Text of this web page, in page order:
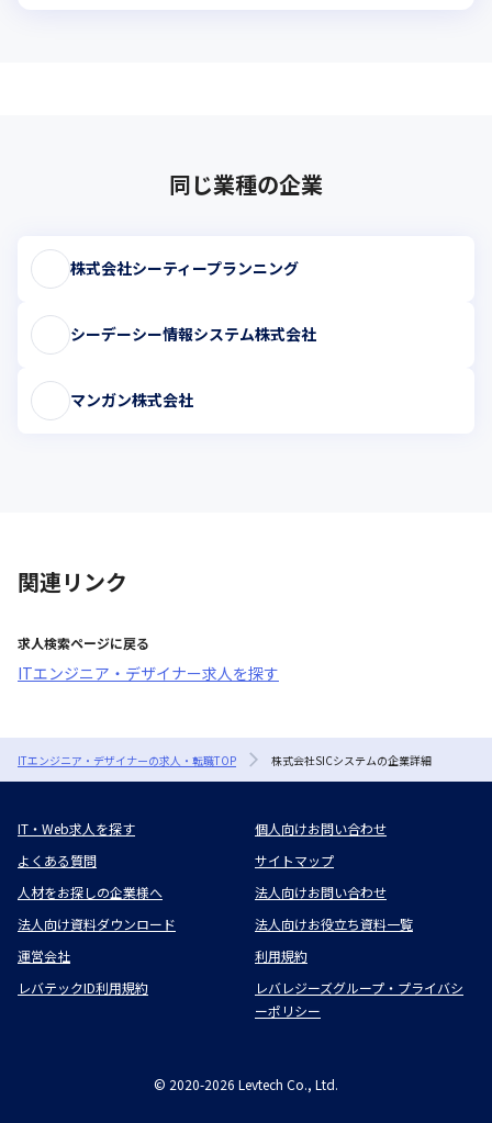
同じ業種の企業
株式会社シーティープランニング
シーデーシー情報システム株式会社
マンガン株式会社
関連リンク
求人検索ページに戻る
ITエンジニア・デザイナー求人を探す
ITエンジニア・デザイナーの求人・転職TOP 株式会社SICシステムの企業詳細
IT・Web求人を探す
個人向けお問い合わせ
よくある質問
サイトマップ
人材をお探しの企業様へ
法人向けお問い合わせ
法人向け資料ダウンロード
法人向けお役立ち資料一覧
運営会社
利用規約
レバテックID利用規約
レバレジーズグループ・プライバシ
ーポリシー
© 2020-2026 Levtech Co., Ltd.